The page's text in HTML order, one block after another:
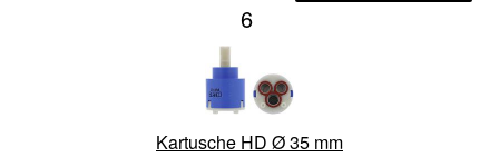
6
Kartusche HD Ø 35 mm